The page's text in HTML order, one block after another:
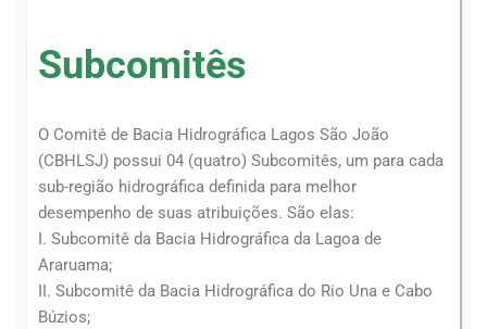
Subcomitês
O Comitê de Bacia Hidrográfica Lagos São João
(CBHLSJ) possui 04 (quatro) Subcomitês, um para cada
sub-região hidrográfica definida para melhor
desempenho de suas atribuições. São elas:
I. Subcomitê da Bacia Hidrográfica da Lagoa de
Araruama;
II. Subcomitê da Bacia Hidrográfica do Rio Una e Cabo
Búzios;